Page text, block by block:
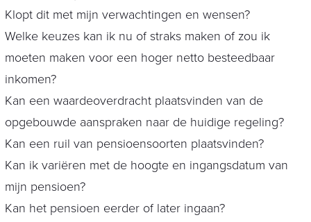
Klopt dit met mijn verwachtingen en wensen?
Welke keuzes kan ik nu of straks maken of zou ik
moeten maken voor een hoger netto besteedbaar
inkomen?
Kan een waardeoverdracht plaatsvinden van de
opgebouwde aanspraken naar de huidige regeling?
Kan een ruil van pensioensoorten plaatsvinden?
Kan ik variëren met de hoogte en ingangsdatum van
mijn pensioen?
Kan het pensioen eerder of later ingaan?